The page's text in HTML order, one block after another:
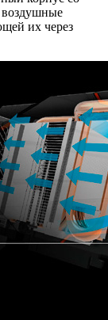
их через